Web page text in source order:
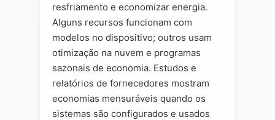
resfriamento e economizar energia.
Alguns recursos funcionam com
modelos no dispositivo; outros usam
otimização na nuvem e programas
sazonais de economia. Estudos e
relatórios de fornecedores mostram
economias mensuráveis quando os
sistemas são configurados e usados